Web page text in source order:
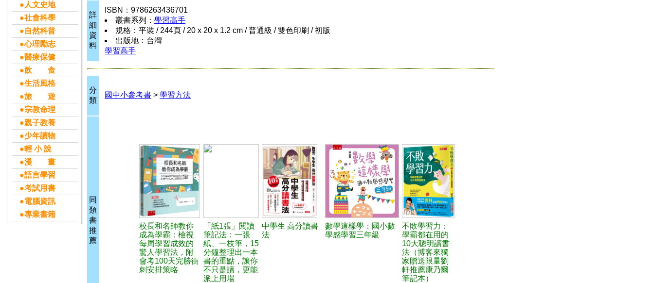
●人文史地
●社會科學
●自然科普
●心理勵志
●醫療保健
●飲 食
●生活風格
●旅 遊
●宗教命理
●親子教養
●少年讀物
●輕 小 說
●漫 畫
●語言學習
●考試用書
●電腦資訊
●專業書籍
詳
細
資
料
ISBN：9786263436701
叢書系列： 學習高手
規格：平裝 / 244頁 / 20 x 20 x 1.2 cm / 普通級 / 雙色印刷 / 初版
出版地：台灣
學習高手
分
類
國中小參考書 > 學習方法
同
類
書
推
薦
校長和名師教你
成為學霸：檢視
每周學習成效的
驚人學習法，附
會考100天完勝衝
刺安排策略
「紙1張」閱讀
筆記法：一張
紙、一枝筆，15
分鐘整理出一本
書的重點，讓你
不只是讀，更能
派上用場
中學生 高分讀書
法
數學這樣學：國小數
學感學習三年級
不敗學習力：
學霸都在用的
10大聰明讀書
法（博客來獨
家贈送限量劉
軒推薦康乃爾
筆記本）